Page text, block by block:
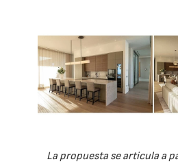
La propuesta se articula a